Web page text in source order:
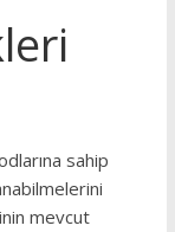
sahip
mevcut